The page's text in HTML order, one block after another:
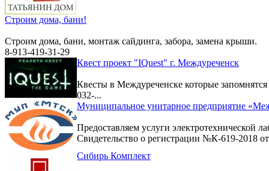
Строим дома, бани!
Строим дома, бани, монтаж сайдинга, забора, замена крыши.
8-913-419-31-29
Квест проект "IQuest" г. Междуреченск
Квесты в Междуреченске которые
032-...
Муниципальное унитарное предприятие
Предоставляем услуги электротехнической
Свидетельство о регистрации №К-619-2018 от
Сибирь Комплект